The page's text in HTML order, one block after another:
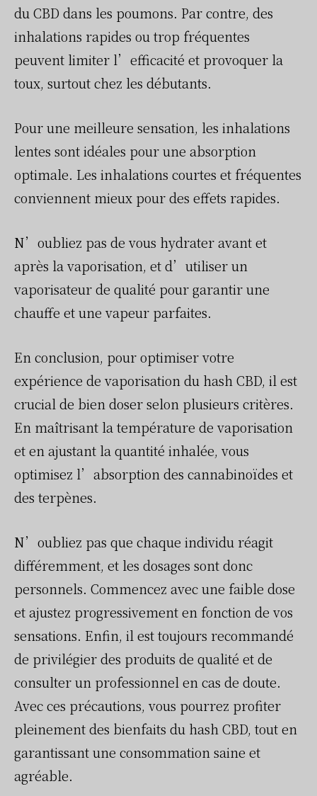
du CBD dans les poumons. Par contre, des
inhalations rapides ou trop fréquentes
peuvent limiter l’efficacité et provoquer la
toux, surtout chez les débutants.
Pour une meilleure sensation, les inhalations
lentes sont idéales pour une absorption
optimale. Les inhalations courtes et fréquentes
conviennent mieux pour des effets rapides.
N’oubliez pas de vous hydrater avant et
après la vaporisation, et d’utiliser un
vaporisateur de qualité pour garantir une
chauffe et une vapeur parfaites.
En conclusion, pour optimiser votre
expérience de vaporisation du hash CBD, il est
crucial de bien doser selon plusieurs critères.
En maîtrisant la température de vaporisation
et en ajustant la quantité inhalée, vous
optimisez l’absorption des cannabinoïdes et
des terpènes.
N’oubliez pas que chaque individu réagit
différemment, et les dosages sont donc
personnels. Commencez avec une faible dose
et ajustez progressivement en fonction de vos
sensations. Enfin, il est toujours recommandé
de privilégier des produits de qualité et de
consulter un professionnel en cas de doute.
Avec ces précautions, vous pourrez profiter
pleinement des bienfaits du hash CBD, tout en
garantissant une consommation saine et
agréable.